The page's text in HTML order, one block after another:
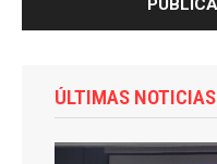
ÚLTIMAS NOTICIAS